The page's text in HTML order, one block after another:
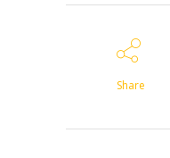
Share